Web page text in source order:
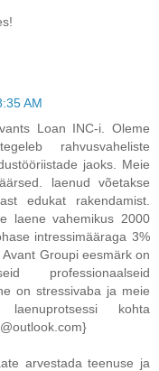
AM
Loan INC-i. Oleme
rahvusvaheliste
jaoks. Meie
laenud võetakse
edukat rakendamist.
laene vahemikus 2000
intressimääraga 3%
Groupi eesmärk on
professionaalseid
on stressivaba ja meie
kohta
arvestada teenuse ja